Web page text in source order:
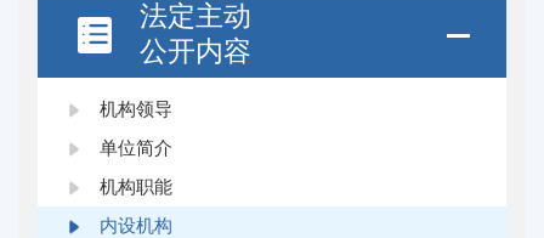
法定主动
公开内容
机构领导
单位简介
机构职能
内设机构